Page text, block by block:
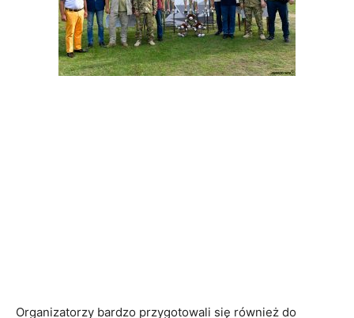
Organizatorzy bardzo przygotowali się również do